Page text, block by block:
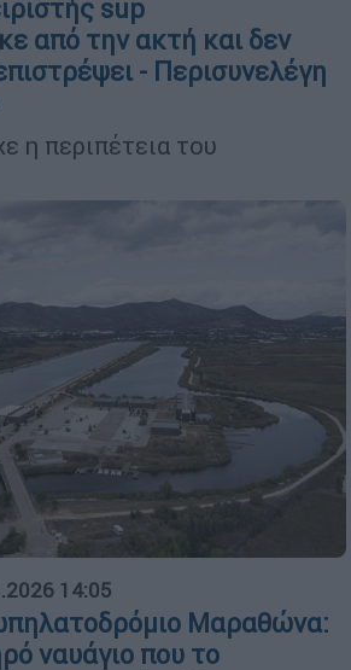
sup
από την ακτή και δεν
- Περισυνελέγη
η περιπέτεια του
14:05
Μαραθώνα:
ναυάγιο που το